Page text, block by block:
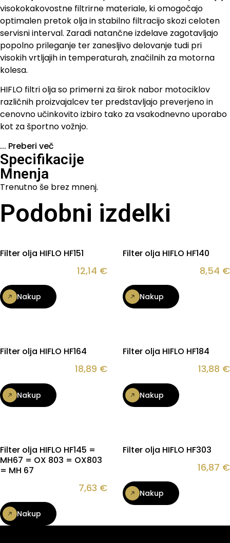
visokokakovostne filtrirne materiale, ki omogočajo
optimalen pretok olja in stabilno filtracijo skozi celoten
servisni interval. Zaradi natančne izdelave zagotavljajo
popolno prileganje ter zanesljivo delovanje tudi pri
visokih vrtljajih in temperaturah, značilnih za motorna
kolesa.
HIFLO filtri olja so primerni za širok nabor motociklov
različnih proizvajalcev ter predstavljajo preverjeno in
cenovno učinkovito izbiro tako za vsakodnevno uporabo
kot za športno vožnjo.
... Preberi več
Specifikacije
Mnenja
Trenutno še brez mnenj.
Podobni izdelki
Filter olja HIFLO HF151
12,14 €
Nakup
Filter olja HIFLO HF140
8,54 €
Nakup
Filter olja HIFLO HF164
18,89 €
Nakup
Filter olja HIFLO HF184
13,88 €
Nakup
Filter olja HIFLO HF145 =
MH67 = OX 803 = OX803
= MH 67
7,63 €
Nakup
Filter olja HIFLO HF303
16,87 €
Nakup